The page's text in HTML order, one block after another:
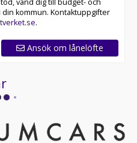
vänd dig till budget- och
kommun. Kontaktuppgifter
.
Ansök om lånelöfte